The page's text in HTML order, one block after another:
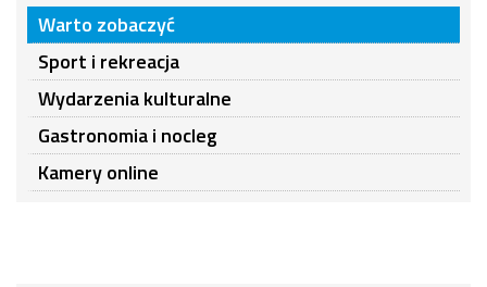
Warto zobaczyć
Sport i rekreacja
Wydarzenia kulturalne
Gastronomia i nocleg
Kamery online